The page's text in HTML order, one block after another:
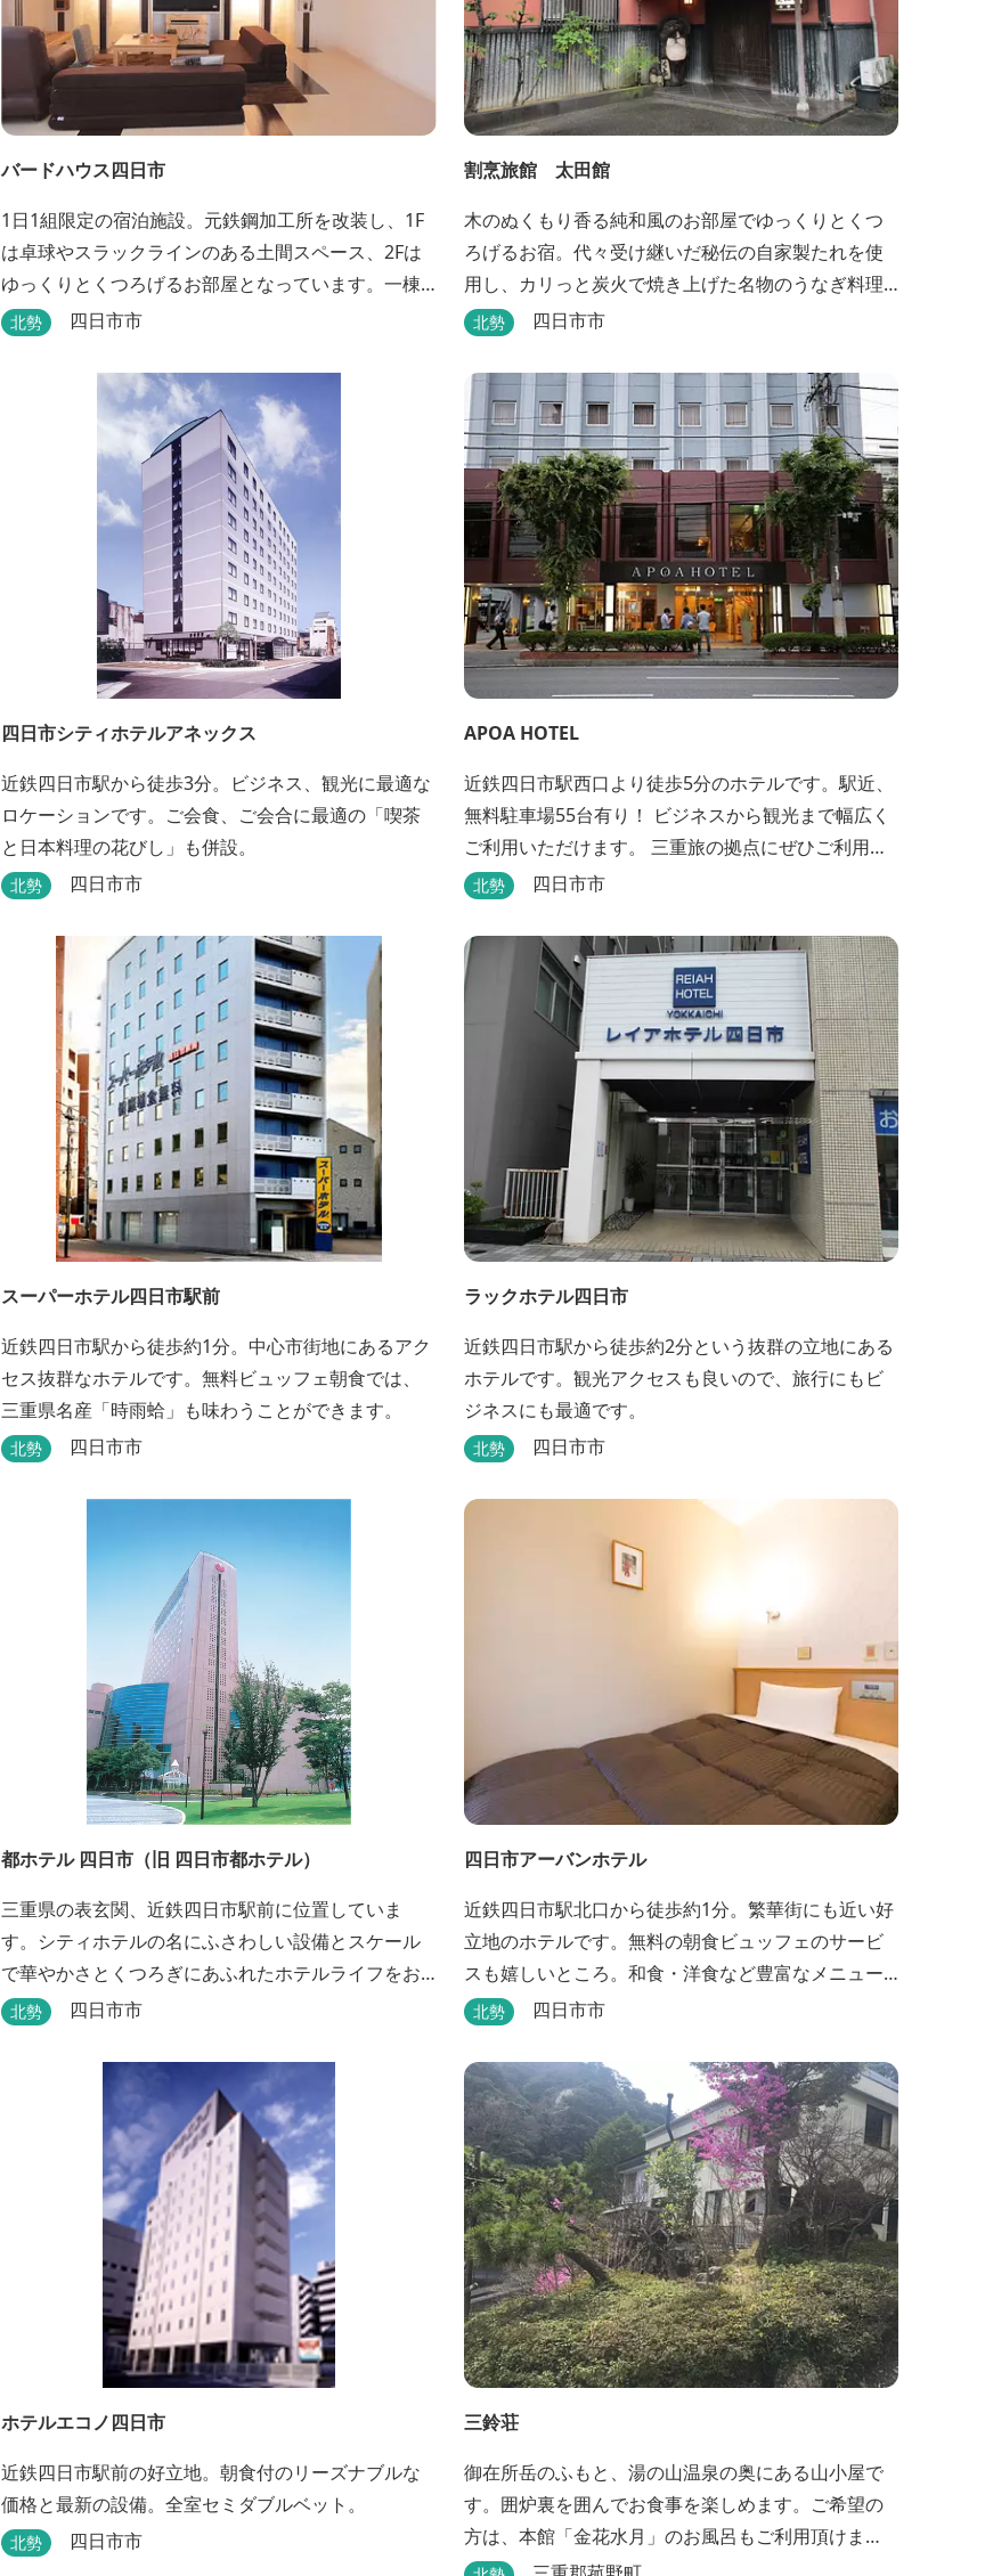
バードハウス四日市
1日1組限定の宿泊施設。元鉄鋼加工所を改装し、1F
は卓球やスラックラインのある土間スペース、2Fは
ゆっくりとくつろげるお部屋となっています。一棟
貸切のプライベート空間で、旅のひとときを過ごし
北勢 四日市市
割烹旅館 太田館
木のぬくもり香る純和風のお部屋でゆっくりとくつ
ろげるお宿。代々受け継いだ秘伝の自家製たれを使
用し、カリっと炭火で焼き上げた名物のうなぎ料理
も堪能できます。
北勢 四日市市
四日市シティホテルアネックス
近鉄四日市駅から徒歩3分。ビジネス、観光に最適な
ロケーションです。ご会食、ご会合に最適の「喫茶
と日本料理の花びし」も併設。
北勢 四日市市
APOA HOTEL
近鉄四日市駅西口より徒歩5分のホテルです。駅近、
無料駐車場55台有り！ ビジネスから観光まで幅広く
ご利用いただけます。 三重旅の拠点にぜひご利用く
ださいませ♪
北勢 四日市市
スーパーホテル四日市駅前
近鉄四日市駅から徒歩約1分。中心市街地にあるアク
セス抜群なホテルです。無料ビュッフェ朝食では、
三重県名産「時雨蛤」も味わうことができます。
北勢 四日市市
ラックホテル四日市
近鉄四日市駅から徒歩約2分という抜群の立地にある
ホテルです。観光アクセスも良いので、旅行にもビ
ジネスにも最適です。
北勢 四日市市
都ホテル 四日市（旧 四日市都ホテル）
三重県の表玄関、近鉄四日市駅前に位置していま
す。シティホテルの名にふさわしい設備とスケール
で華やかさとくつろぎにあふれたホテルライフをお
楽しみいただけます。四日市を中心とした観光、ビ
ご利用いただけます。
北勢 四日市市
四日市アーバンホテル
近鉄四日市駅北口から徒歩約1分。繁華街にも近い好
立地のホテルです。無料の朝食ビュッフェのサービ
スも嬉しいところ。和食・洋食など豊富なメニュー
が並びます。
北勢 四日市市
ホテルエコノ四日市
近鉄四日市駅前の好立地。朝食付のリーズナブルな
価格と最新の設備。全室セミダブルベット。
北勢 四日市市
三鈴荘
御在所岳のふもと、湯の山温泉の奥にある山小屋で
す。囲炉裏を囲んでお食事を楽しめます。ご希望の
方は、本館「金花水月」のお風呂もご利用頂けま
す。